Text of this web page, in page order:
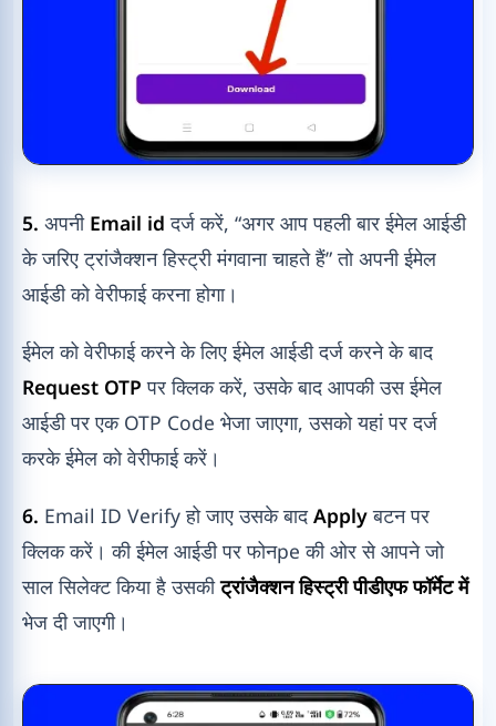
5. अपनी Email idदर्ज करें, “अगर आप पहली बार ईमेल आईडी
के जरिए ट्रांजैक्शन हिस्ट्री मंगवाना चाहते हैं” तो अपनी ईमेल
आईडी को वेरीफाई करना होगा।
ईमेल को वेरीफाई करने के लिए ईमेल आईडी दर्ज करने के बाद
Request OTP पर क्लिक करें, उसके बाद आपकी उस ईमेल
आईडी पर एक OTP Code भेजा जाएगा, उसको यहां पर दर्ज
करके ईमेल को वेरीफाई करें।
6. Email ID Verify हो जाए उसके बादApplyबटन पर
क्लिक करें। की ईमेल आईडी पर फोनpe की ओर से आपने जो
साल सिलेक्ट किया है उसकीट्रांजैक्शन हिस्ट्री पीडीएफ फॉर्मेट में
भेज दी जाएगी।